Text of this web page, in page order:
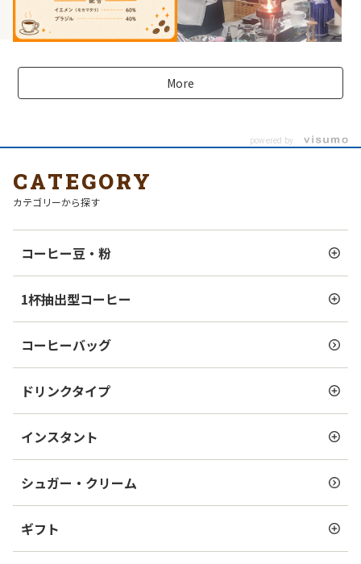
More
powered by
CATEGORY
カテゴリーから探す
コーヒー豆・粉
1杯抽出型コーヒー
コーヒーバッグ
ドリンクタイプ
インスタント
シュガー・クリーム
ギフト